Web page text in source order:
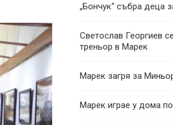
„Бончук“ събра деца
Светослав Георгиев
треньор в Марек
Марек загря за
Марек играе у дома